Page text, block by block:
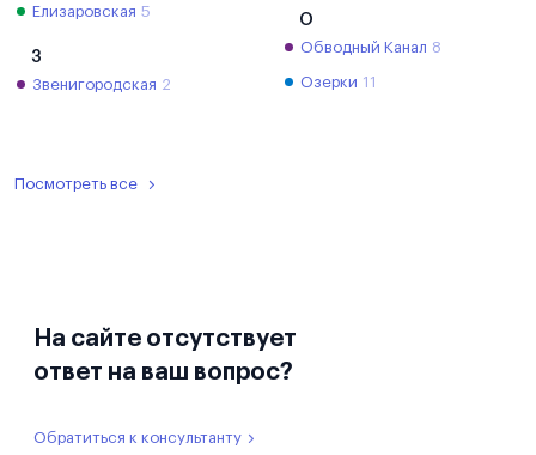
Елизаровская 5
З
Звенигородская 2
О
Обводный Канал 8
Озерки 11
Посмотреть все
На сайте отсутствует
ответ на ваш вопрос?
Обратиться к консультанту